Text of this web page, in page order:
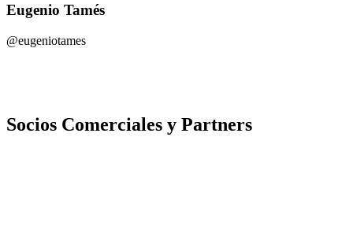
Eugenio Tamés
@eugeniotames
Socios Comerciales y Partners